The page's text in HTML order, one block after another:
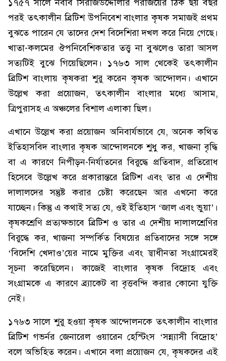
১৭৫৭ সালে নবাব সিরাজউদ্দৌলার পরাজয়ের ঠিক ছয় বছর
পরই তৎকালীন ব্রিটিশ উপনিবেশ বাংলার কৃষক সমাজই প্রথম
বুঝতে পারেন যে তাদের দেশ বিদেশিরা দখল করে নিয়ে গেছে।
খাতা-কলমের ঔপনিবেশিকতার তত্ত্ব না বুঝলেও তারা আসল
সত্যটিই বুঝে গিয়েছিলেন। ১৭৬৩ সাল থেকেই তৎকালীন
ব্রিটিশ বাংলায় কৃষকরা শুরু করেন কৃষক আন্দোলন। এখানে
উল্লেখ করা প্রয়োজন, তৎকালীন বাংলার মধ্যে আসাম,
ত্রিপুরাসহ এ অঞ্চলের বিশাল এলাকা ছিল।
এখানে উল্লেখ করা প্রয়োজন অনিবার্যভাবে যে, অনেক কথিত
ইতিহাসবিদ বাংলার কৃষক আন্দোলনকে শুধু কর, খাজনা বৃদ্ধি
বা এ কারণে নিপীড়ন-নির্যাতনের বিরুদ্ধে প্রতিবাদ, প্রতিরোধ
হিসেবে উল্লেখ করে প্রকারান্তরে ব্রিটিশ এবং তার এ দেশীয়
দালালদের সন্তুষ্ট করার চেষ্টা করেছেন আর এখনো করে
যাচ্ছেন। কিন্তু এ কথাই সত্য যে, ওই ইতিহাস ‘জাল এবং ভুয়া’।
কৃষকশ্রেণি প্রত্যক্ষভাবে ব্রিটিশ ও তার এ দেশীয় দালালশ্রেণির
বিরুদ্ধে কর, খাজনা সম্পর্কিত বিষয়ের প্রতিবাদের সঙ্গে সঙ্গে
‘বিদেশি খেদাও’য়ের নামে মুক্তির এবং স্বাধীনতা সংগ্রামেরই
সূচনা করেছিলেন। কাজেই বাংলার কৃষক বিদ্রোহ এবং
সংগ্রামকে এ কারণে ব্র্যাকেট বা বৃত্তবন্দি করার কোনো যুক্তি
নেই।
১৭৬৩ সালে শুরু হওয়া কৃষক আন্দোলনকে তৎকালীন বাংলার
ব্রিটিশ গভর্নর জেনারেল ওয়ারেন হেস্টিংস ‘সন্ন্যাসী বিদ্রোহ’
বলে অভিহিত করেন। এখানে বলা প্রয়োজন যে, কৃষকদের এই